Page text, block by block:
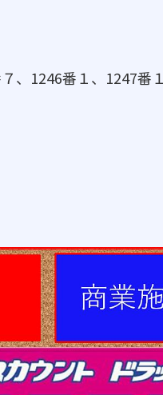
、1246番１、1247番